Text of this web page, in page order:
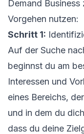
Demand
Vorgehen nutzen:
Schritt 1:
Auf der Suche
beginnst du am
Interessen und
eines Bereichs,
und in dem du
dass du deine